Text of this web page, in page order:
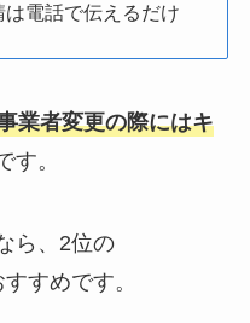
電話で伝えるだけ
業者変更の際にはキ
す。
ら、2位の
すすめです。